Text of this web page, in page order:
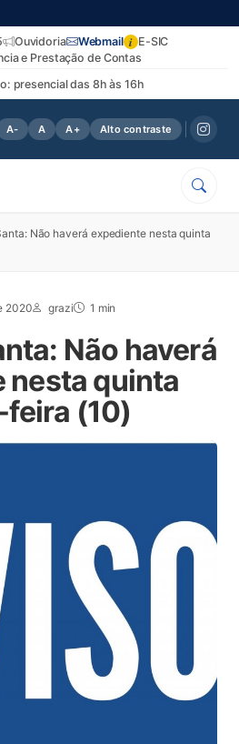
presencial das 8h às 16h
Ouvidoria Webmail i E-SIC
e Prestação de Contas
A- A A+ Alto contraste
Não haverá expediente nesta quinta
2020 grazi 1 min
Não haverá
nesta quinta
(10)